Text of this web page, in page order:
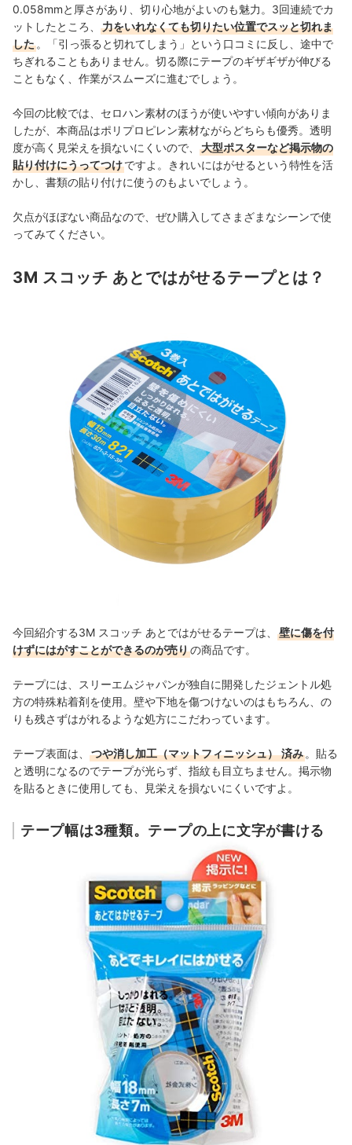
0.058mmと厚さがあり、切り心地がよいのも魅力。3回連続でカ
ットしたところ、
力をいれなくても切りたい位置でスッと切れま
した 。「引っ張ると切れてしまう」という口コミに反し、途中で
ちぎれることもありません。切る際にテープのギザギザが伸びる
こともなく、作業がスムーズに進むでしょう。
今回の比較では、セロハン素材のほうが使いやすい傾向がありま
したが、本商品はポリプロピレン素材ながらどちらも優秀。透明
度が高く見栄えを損ないにくいので、
大型ポスターなど掲示物の
貼り付けにうってつけですよ。きれいにはがせるという特性を活
かし、書類の貼り付けに使うのもよいでしょう。
欠点がほぼない商品なので、ぜひ購入してさまざまなシーンで使
ってみてください。
3M スコッチ あとではがせるテープとは？
今回紹介する3M スコッチ あとではがせるテープは、
壁に傷を付
けずにはがすことができるのが売りの商品です。
テープには、
スリーエムジャパンが独自に開発したジェントル処
方の特殊粘着剤を使用。壁や下地を傷つけないのはもちろん、の
りも残さずはがれるような処方にこだわっています。
テープ表面は、 つや消し加工（マットフィニッシュ） 済み 。貼る
と透明になるのでテープが光らず、指紋も目立ちません。掲示物
を貼るときに使用しても、見栄えを損ないにくいですよ。
テープ幅は3種類。テープの上に文字が書ける